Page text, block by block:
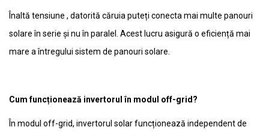
Înaltă tensiune , datorită căruia puteți conecta mai multe panouri
solare în serie și nu în paralel. Acest lucru asigură o eficiență mai
mare a întregului sistem de panouri solare.
Cum funcționează invertorul în modul off-grid?
În modul off-grid, invertorul solar funcționează independent de